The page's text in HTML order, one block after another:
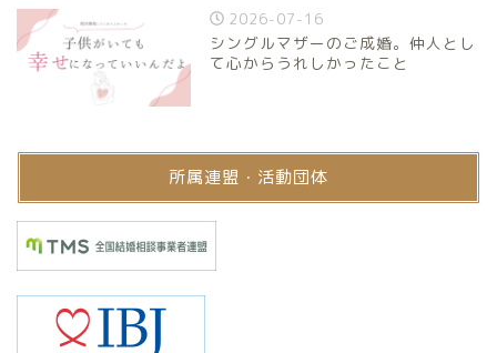
2026-07-16
シングルマザーのご成婚。仲人とし
て心からうれしかったこと
所属連盟・活動団体